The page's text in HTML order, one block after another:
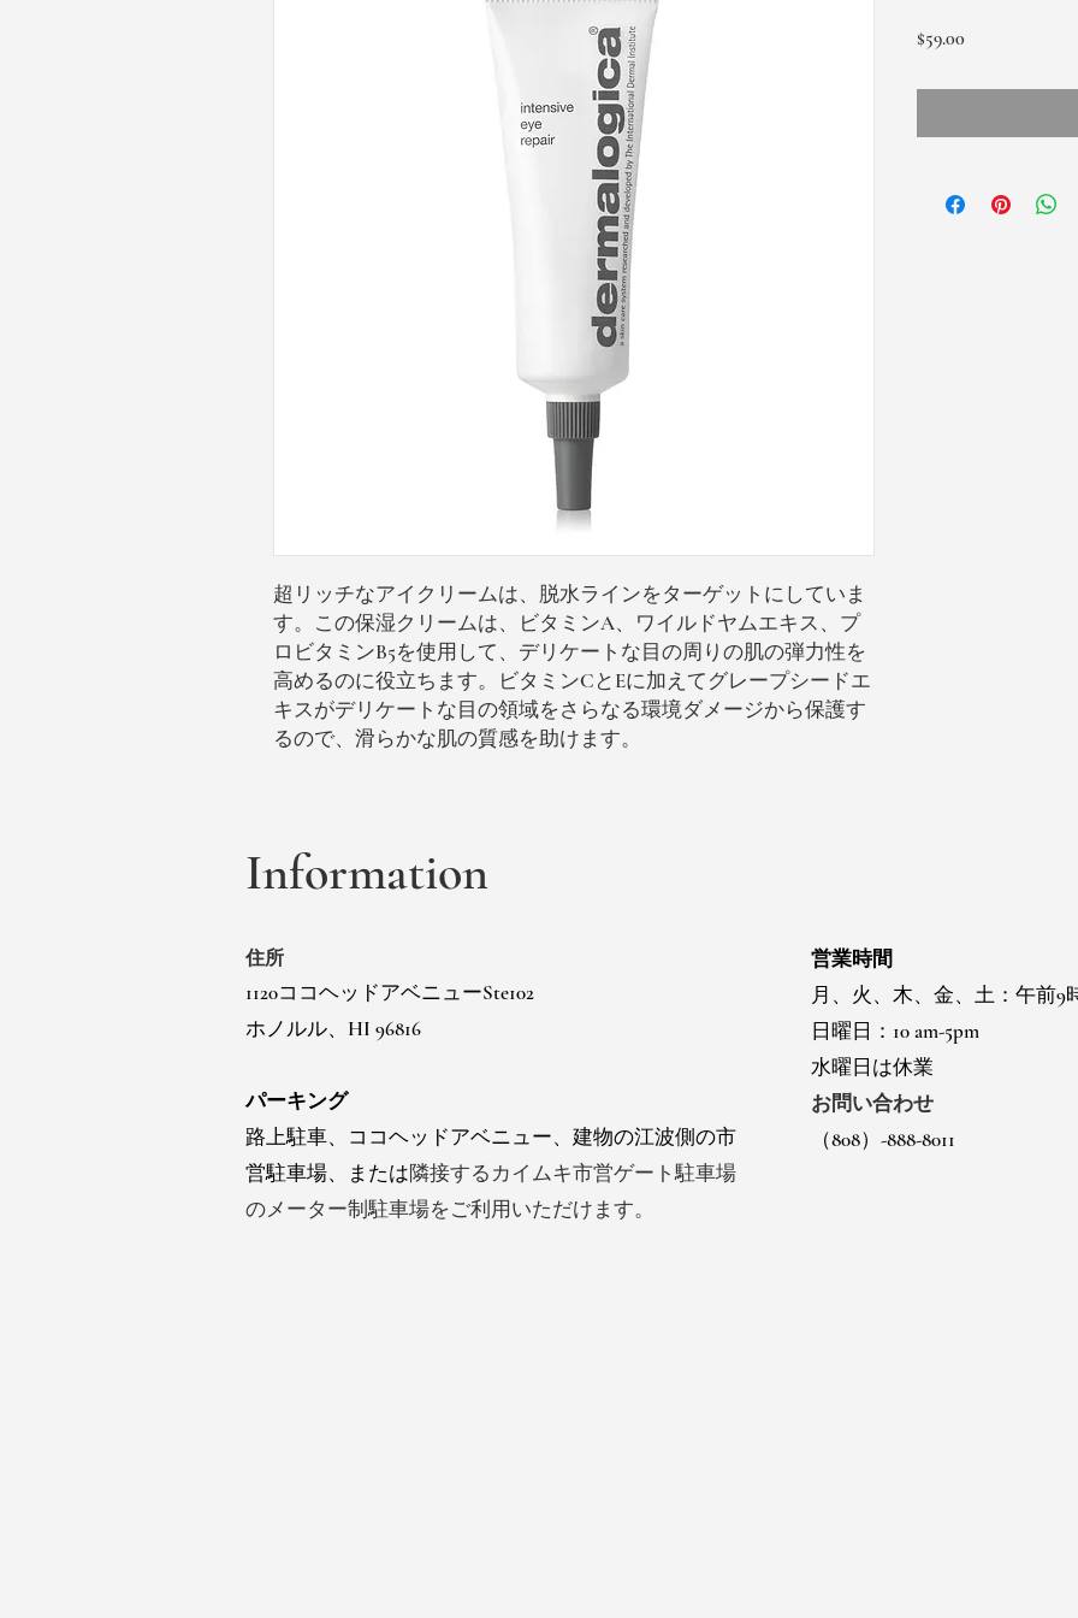
超リッチなアイクリームは、脱水ラインをターゲットにしていま
す。この保湿クリームは、ビタミンA、ワイルドヤムエキス、プ
ロビタミンB5を使用して、デリケートな目の周りの肌の弾力性を
高めるのに役立ちます。ビタミンCとEに加えてグレープシードエ
キスがデリケートな目の領域をさらなる環境ダメージから保護す
るので、滑らかな肌の質感を助けます。
$59.00価
Information
住所
1120ココヘッドアベニューSte102
ホノルル、HI 96816
パーキング
路上駐車、ココヘッドアベニュー、建物の江波側の市
営駐車場、または隣接するカイムキ市営ゲート駐車場
のメーター制駐車場をご利用いただけます。
営業時間
月、火、木、金、土：午前9
日曜日：10 am-5pm
水曜日は休業
お問い合わせ
（808）-888-8011